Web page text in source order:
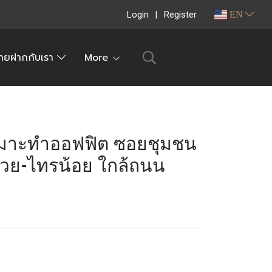
Login Register EN
ยฝากกับเรา More
าะทำออฟฟิต ซอยชุมชน
ย-ไทรน้อย ใกล้ถนน